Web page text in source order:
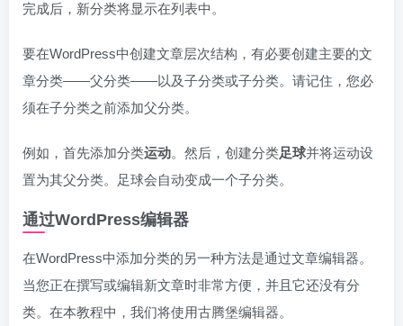
完成后，新分类将显示在列表中。
要在WordPress中创建文章层次结构，有必要创建主要的文
章分类——父分类——以及子分类或子分类。请记住，您必
须在子分类之前添加父分类。
例如，首先添加分类运动。然后，创建分类足球并将运动设
置为其父分类。足球会自动变成一个子分类。
通过WordPress编辑器
在WordPress中添加分类的另一种方法是通过文章编辑器。
当您正在撰写或编辑新文章时非常方便，并且它还没有分
类。在本教程中，我们将使用古腾堡编辑器。